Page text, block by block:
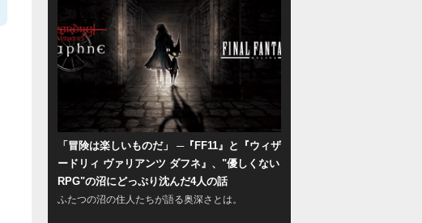
「冒険は楽しいものだ」 ─『FF11』と『ウィザ
ードリィ ヴァリアンツ ダフネ』、"優しくない
RPG"の沼にどっぷり沈んだ4人の話
ふたつの沼の住人たちが語る奥深さとは。